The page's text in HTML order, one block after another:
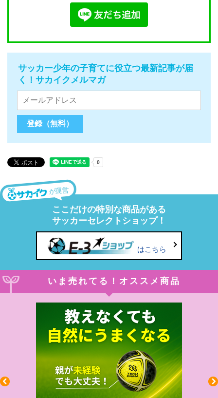
サッカー少年の子育てに役立つ最新記事が届
く！サカイクメルマガ
が運営
ここだけの特別な商品がある
サッカーセレクトショップ！
はこちら
いま売れてる！オススメ商品